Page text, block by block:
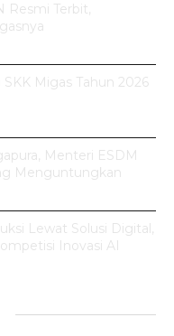
Resmi Terbit,
Migas Tahun 2026
Menteri ESDM
Menguntungkan
Lewat Solusi Digital,
Inovasi AI